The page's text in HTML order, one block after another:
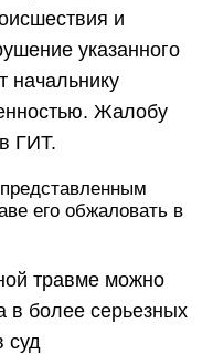
и
указанного
начальнику
Жалобу
ГИТ.
его обжаловать в
травме можно
в более серьезных
суд